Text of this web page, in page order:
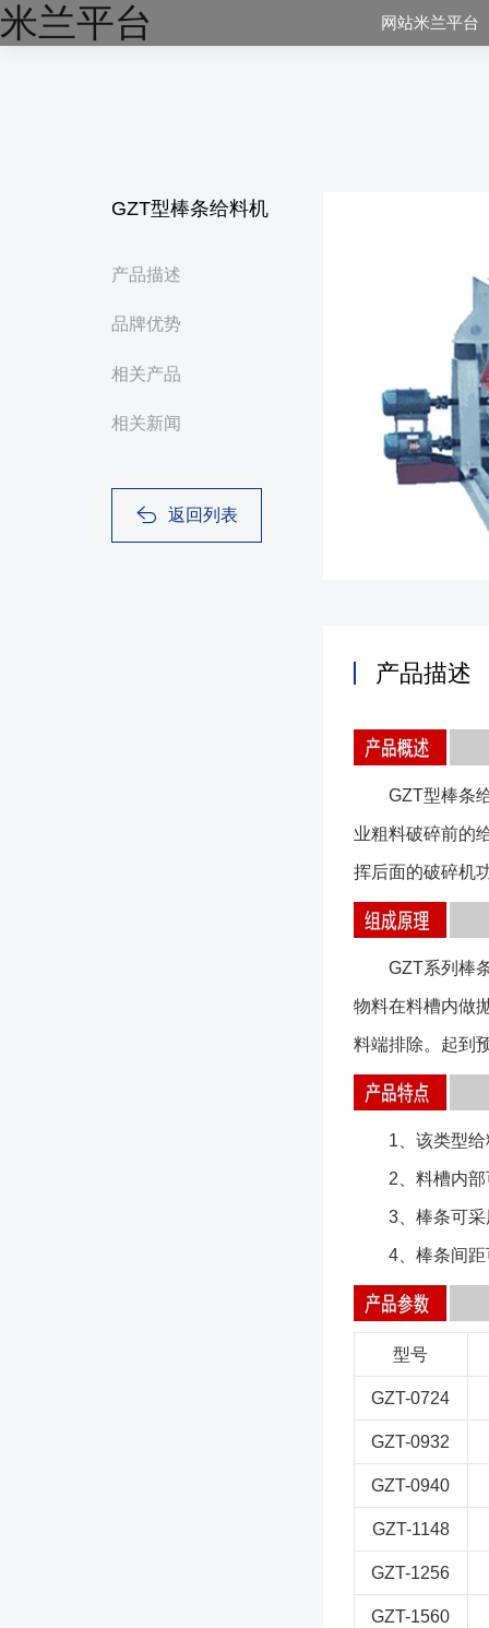
米兰平台 网站米兰平台
GZT型棒条给料机
产品描述
品牌优势
相关产品
相关新闻
返回列表
产品描述
GZT型棒条给
业粗料破碎前的
挥后面的破碎机
GZT系列棒条
物料在料槽内做
料端排除。起到
1、该类型给
2、料槽内部可
3、棒条可采用
4、棒条间距
型号
GZT-0724
GZT-0932
GZT-0940
GZT-1148
GZT-1256
GZT-1560